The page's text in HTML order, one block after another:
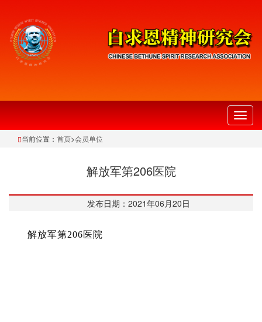
切
换
当前位置： 首页>会员单位
解放军第206医院
发布日期：2021年06月20日
解放军第206医院